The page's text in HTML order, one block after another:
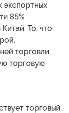
экспортных
85%
То, что
торговли,
торговую
торговый